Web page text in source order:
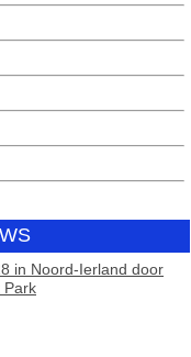
in Noord-Ierland door
Park